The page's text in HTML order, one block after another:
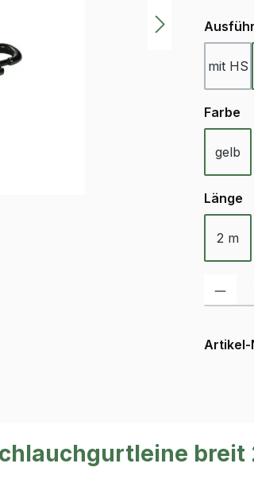
mit HS
Farbe
gelb
Länge
2 m
Produkt
Artikel-
breit